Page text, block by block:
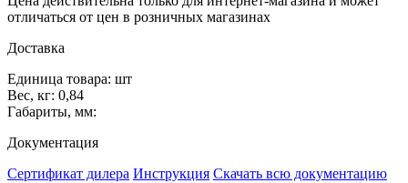
отличаться от цен в розничных магазинах
Доставка
Единица товара: шт
Вес, кг: 0,84
Габариты, мм:
Документация
Сертификат дилера Инструкция Скачать всю документацию